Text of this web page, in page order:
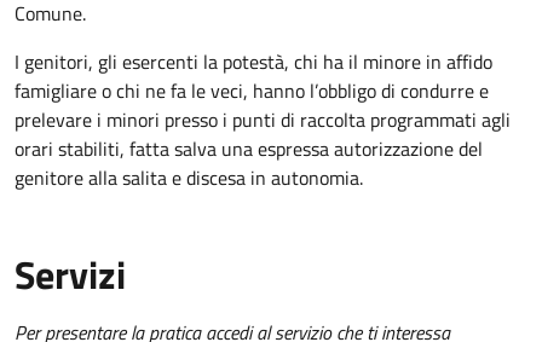
Comune.
I genitori, gli esercenti la potestà, chi ha il minore in affido
famigliare o chi ne fa le veci, hanno l’obbligo di condurre e
prelevare i minori presso i punti di raccolta programmati agli
orari stabiliti, fatta salva una espressa autorizzazione del
genitore alla salita e discesa in autonomia.
Servizi
Per presentare la pratica accedi al servizio che ti interessa